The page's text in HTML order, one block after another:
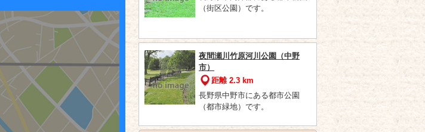
（街区公園）です。
夜間瀬川竹原河川公園（中野
市）
距離 2.3 km
長野県中野市にある都市公園
（都市緑地）です。